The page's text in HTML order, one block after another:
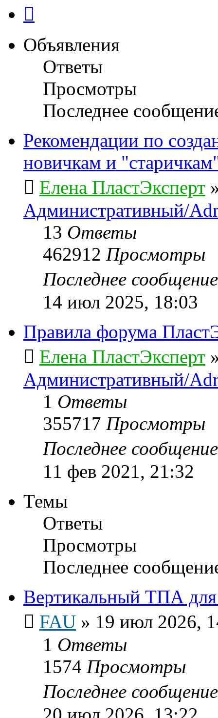
Объявления
Ответы
Просмотры
Последнее
Рекомендации по
новичкам и
Елена ПластЭксперт
Административный/
13 Ответы
462912 Просмотры
Последнее
14 июл 2025, 18:03
Правила форума
Елена ПластЭксперт
Административный/
1 Ответы
355717 Просмотры
Последнее
11 фев 2021, 21:32
Темы
Ответы
Просмотры
Последнее
Вертикальный ТПА для
FAU » 19 июл 2026,
1 Ответы
1574 Просмотры
Последнее